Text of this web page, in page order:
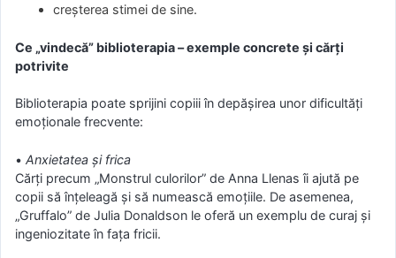
creșterea stimei de sine.
Ce „vindecă” biblioterapia – exemple concrete și cărți
potrivite
Biblioterapia poate sprijini copiii în depășirea unor dificultăți
emoționale frecvente:
• Anxietatea și frica
Cărți precum „Monstrul culorilor” de Anna Llenas îi ajută pe
copii să înțeleagă și să numească emoțiile. De asemenea,
„Gruffalo” de Julia Donaldson le oferă un exemplu de curaj și
ingeniozitate în fața fricii.